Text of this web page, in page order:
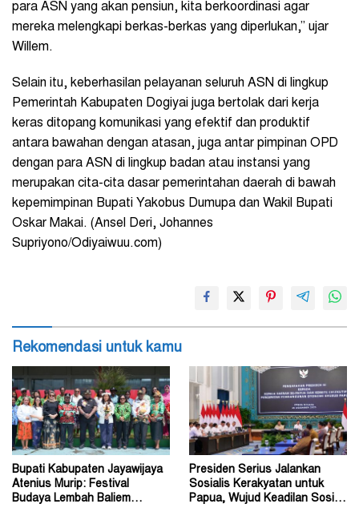
para ASN yang akan pensiun, kita berkoordinasi agar
mereka melengkapi berkas-berkas yang diperlukan,” ujar
Willem.
Selain itu, keberhasilan pelayanan seluruh ASN di lingkup
Pemerintah Kabupaten Dogiyai juga bertolak dari kerja
keras ditopang komunikasi yang efektif dan produktif
antara bawahan dengan atasan, juga antar pimpinan OPD
dengan para ASN di lingkup badan atau instansi yang
merupakan cita-cita dasar pemerintahan daerah di bawah
kepemimpinan Bupati Yakobus Dumupa dan Wakil Bupati
Oskar Makai. (Ansel Deri, Johannes
Supriyono/Odiyaiwuu.com)
Rekomendasi untuk kamu
Bupati Kabupaten Jayawijaya
Atenius Murip: Festival
Budaya Lembah Baliem
Presiden Serius Jalankan
Sosialis Kerakyatan untuk
Papua, Wujud Keadilan Sosial